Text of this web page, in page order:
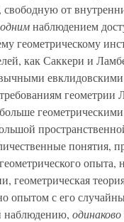
свободную от
наблюдением
геометрическому
как Саккери и
геометрическими
понятия,
геометрическая
опытом с его
наблюдению, одинаково